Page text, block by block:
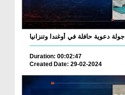
جولة دعوية حافلة في أوغندا وتنزانيا
Duration: 00:02:47
Created Date: 29-02-2024